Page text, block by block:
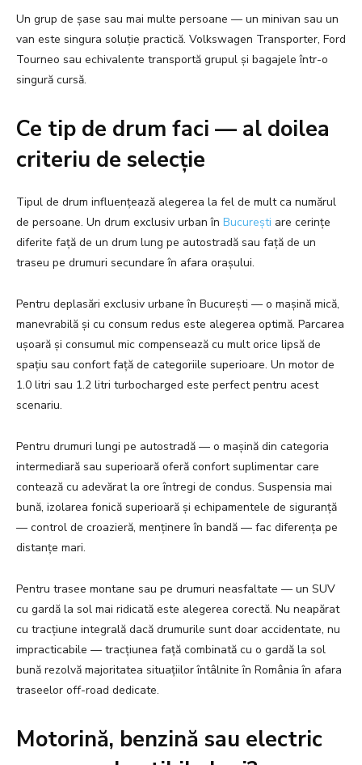
Un grup de șase sau mai multe persoane — un minivan sau un
van este singura soluție practică. Volkswagen Transporter, Ford
Tourneo sau echivalente transportă grupul și bagajele într-o
singură cursă.
Ce tip de drum faci — al doilea
criteriu de selecție
Tipul de drum influențează alegerea la fel de mult ca numărul
de persoane. Un drum exclusiv urban în București are cerințe
diferite față de un drum lung pe autostradă sau față de un
traseu pe drumuri secundare în afara orașului.
Pentru deplasări exclusiv urbane în București — o mașină mică,
manevrabilă și cu consum redus este alegerea optimă. Parcarea
ușoară și consumul mic compensează cu mult orice lipsă de
spațiu sau confort față de categoriile superioare. Un motor de
1.0 litri sau 1.2 litri turbocharged este perfect pentru acest
scenariu.
Pentru drumuri lungi pe autostradă — o mașină din categoria
intermediară sau superioară oferă confort suplimentar care
contează cu adevărat la ore întregi de condus. Suspensia mai
bună, izolarea fonică superioară și echipamentele de siguranță
— control de croazieră, menținere în bandă — fac diferența pe
distanțe mari.
Pentru trasee montane sau pe drumuri neasfaltate — un SUV
cu gardă la sol mai ridicată este alegerea corectă. Nu neapărat
cu tracțiune integrală dacă drumurile sunt doar accidentate, nu
impracticabile — tracțiunea față combinată cu o gardă la sol
bună rezolvă majoritatea situațiilor întâlnite în România în afara
traseelor off-road dedicate.
Motorină, benzină sau electric